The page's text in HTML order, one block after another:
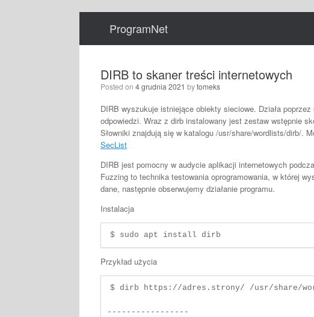
Skip
ProgramNet
DIRB to skaner treści internetowych
Posted on 4 grudnia 2021 bytomeks
DIRB wyszukuje istniejące obiekty sieciowe. Działa
odpowiedzi. Wraz z dirb instalowany jest zestaw wstępnie
Słowniki znajdują się w katalogu /usr/share/wordlists/dirb/.
SecList
DIRB jest pomocny w audycie aplikacji internetowych
Fuzzing to technika testowania oprogramowania, w której
dane, następnie obserwujemy działanie programu.
Instalacja
$ sudo apt install dirb
Przykład użycia
$ dirb https://adres.strony/ /usr/share/
-----------------